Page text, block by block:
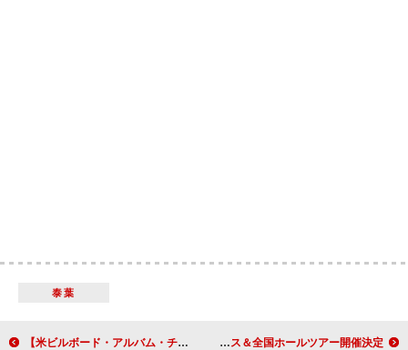
泰葉
【米ビルボード・アルバム・チャート】シザ『SOS』が約22か月ぶりに首位返り咲き、TOP10中6作をホリデー・アルバムが独占 Superfly、自身初のカバーALリリース＆全国ホールツアー開催決定